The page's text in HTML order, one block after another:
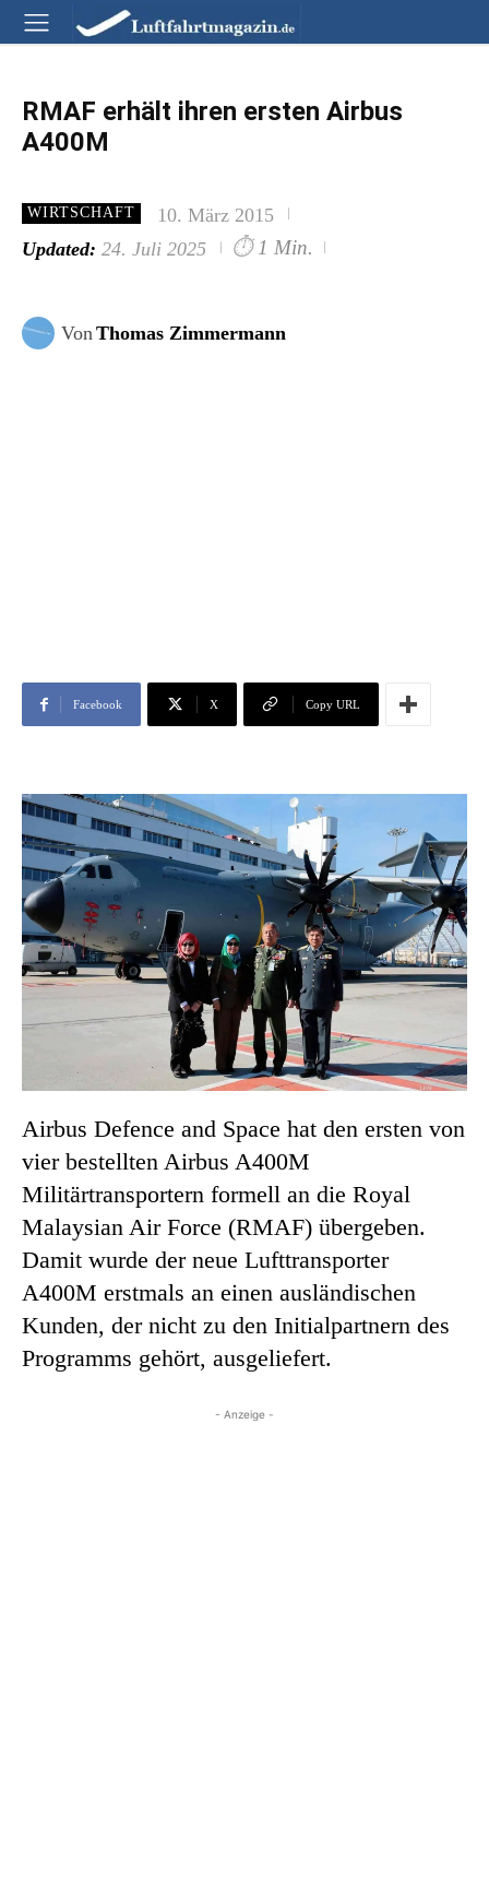
RMAF erhält ihren ersten Airbus
A400M
WIRTSCHAFT
10. März 2015
Updated: 24. Juli 2025 ⏱ 1 Min.
VonThomas Zimmermann
Facebook X Copy URL
Airbus Defence and Space hat den ersten von
vier bestellten Airbus A400M
Militärtransportern formell an die Royal
Malaysian Air Force (RMAF) übergeben.
Damit wurde der neue Lufttransporter
A400M erstmals an einen ausländischen
Kunden, der nicht zu den Initialpartnern des
Programms gehört, ausgeliefert.
- Anzeige -